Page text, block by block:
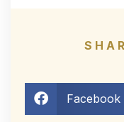
Facebook